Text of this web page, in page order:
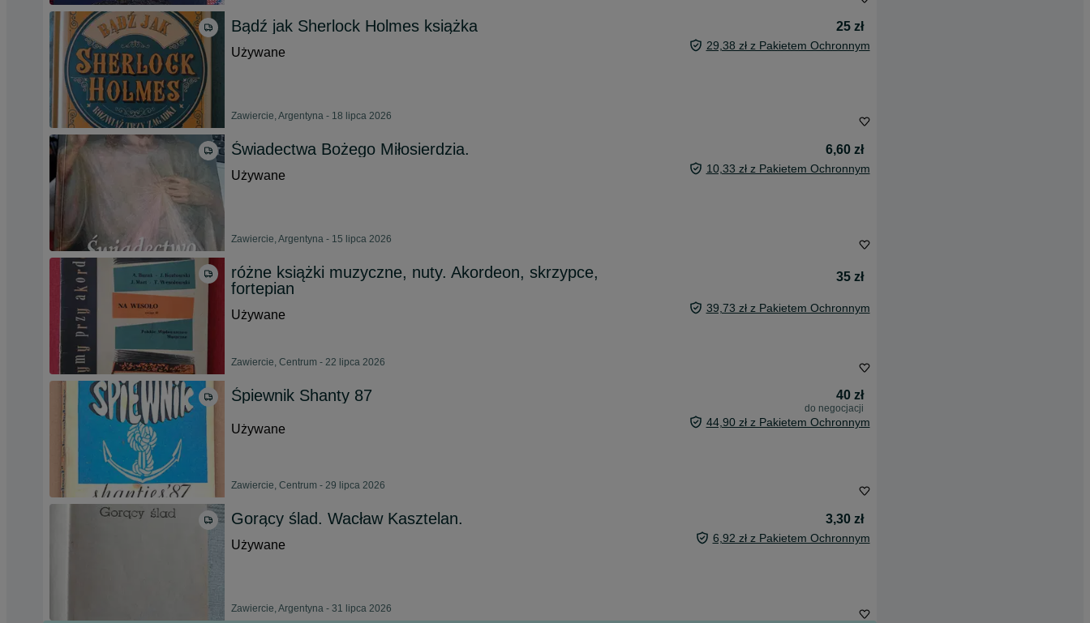
Bądź jak Sherlock Holmes książka
25 zł
Używane
29,38 zł z Pakietem Ochronnym
Zawiercie, Argentyna - 18 lipca 2026
Świadectwa Bożego Miłosierdzia.
6,60 zł
Używane
10,33 zł z Pakietem Ochronnym
Zawiercie, Argentyna - 15 lipca 2026
różne książki muzyczne, nuty. Akordeon, skrzypce,
fortepian
35 zł
Używane 39,73 zł z Pakietem Ochronnym
Zawiercie, Centrum - 22 lipca 2026
Śpiewnik Shanty 87 40 zł
do negocjacji
Używane 44,90 zł z Pakietem Ochronnym
Zawiercie, Centrum - 29 lipca 2026
Gorący ślad. Wacław Kasztelan.
3,30 zł
Używane
6,92 zł z Pakietem Ochronnym
Zawiercie, Argentyna - 31 lipca 2026